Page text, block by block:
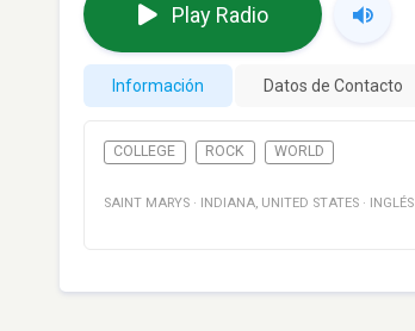
Play Radio
Información Datos de Contacto
COLLEGE ROCK WORLD
SAINT MARYS · INDIANA, UNITED STATES · INGLÉS